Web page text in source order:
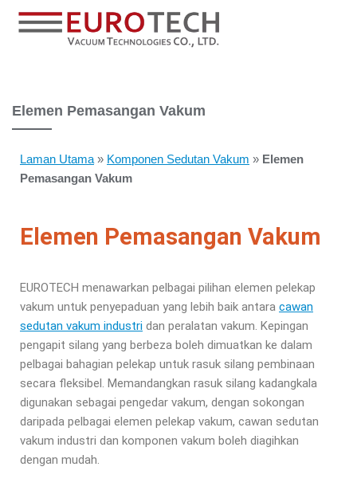
Elemen Pemasangan Vakum
Laman Utama » Komponen Sedutan Vakum » Elemen
Pemasangan Vakum
Elemen Pemasangan Vakum
EUROTECH menawarkan pelbagai pilihan elemen pelekap
vakum untuk penyepaduan yang lebih baik antara cawan
sedutan vakum industri dan peralatan vakum. Kepingan
pengapit silang yang berbeza boleh dimuatkan ke dalam
pelbagai bahagian pelekap untuk rasuk silang pembinaan
secara fleksibel. Memandangkan rasuk silang kadangkala
digunakan sebagai pengedar vakum, dengan sokongan
daripada pelbagai elemen pelekap vakum, cawan sedutan
vakum industri dan komponen vakum boleh diagihkan
dengan mudah.